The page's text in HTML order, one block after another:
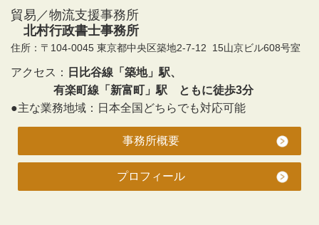
貿易／物流支援事務所
北村行政書士事務所
住所：〒104-0045 東京都中央区築地2-7-12 15山京ビル608号室
アクセス：
日比谷線「築地」駅、
有楽町線「新富町」駅 ともに徒歩3分
●主な業務地域：日本全国どちらでも対応可能
事務所概要
プロフィール